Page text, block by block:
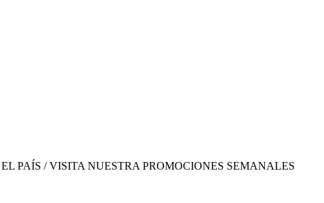
PAÍS / VISITA NUESTRA PROMOCIONES SEMANALES